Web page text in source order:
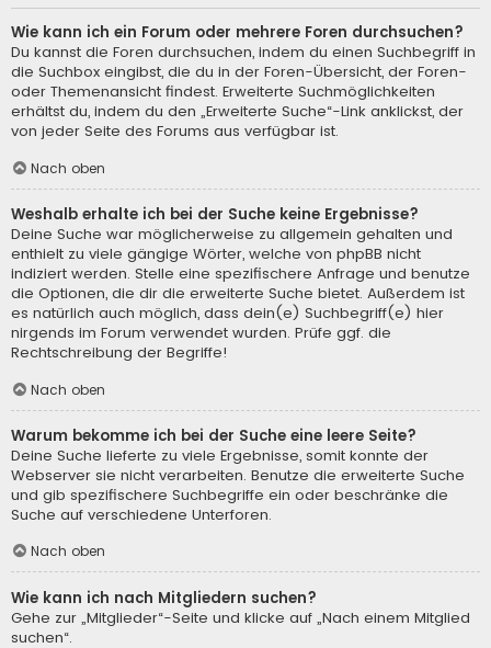
Wie kann ich ein Forum oder mehrere Foren durchsuchen?
Du kannst die Foren durchsuchen, indem du einen Suchbegriff in
die Suchbox eingibst, die du in der Foren-Übersicht, der Foren-
oder Themenansicht findest. Erweiterte Suchmöglichkeiten
erhältst du, indem du den „Erweiterte Suche“-Link anklickst, der
von jeder Seite des Forums aus verfügbar ist.
Nach oben
Weshalb erhalte ich bei der Suche keine Ergebnisse?
Deine Suche war möglicherweise zu allgemein gehalten und
enthielt zu viele gängige Wörter, welche von phpBB nicht
indiziert werden. Stelle eine spezifischere Anfrage und benutze
die Optionen, die dir die erweiterte Suche bietet. Außerdem ist
es natürlich auch möglich, dass dein(e) Suchbegriff(e) hier
nirgends im Forum verwendet wurden. Prüfe ggf. die
Rechtschreibung der Begriffe!
Nach oben
Warum bekomme ich bei der Suche eine leere Seite?
Deine Suche lieferte zu viele Ergebnisse, somit konnte der
Webserver sie nicht verarbeiten. Benutze die erweiterte Suche
und gib spezifischere Suchbegriffe ein oder beschränke die
Suche auf verschiedene Unterforen.
Nach oben
Wie kann ich nach Mitgliedern suchen?
Gehe zur „Mitglieder“-Seite und klicke auf „Nach einem Mitglied
suchen“.